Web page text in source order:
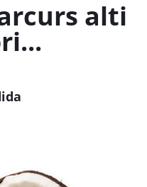
alti